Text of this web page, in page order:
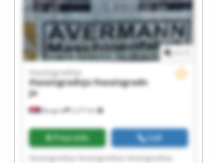
Beograd 2,277 km
Hazaizgradnja
HazaizgradnjaHazaizgradn
ja
Price info Call
Hazaizgradnja Hazaizgradnja Hazaizgradnja